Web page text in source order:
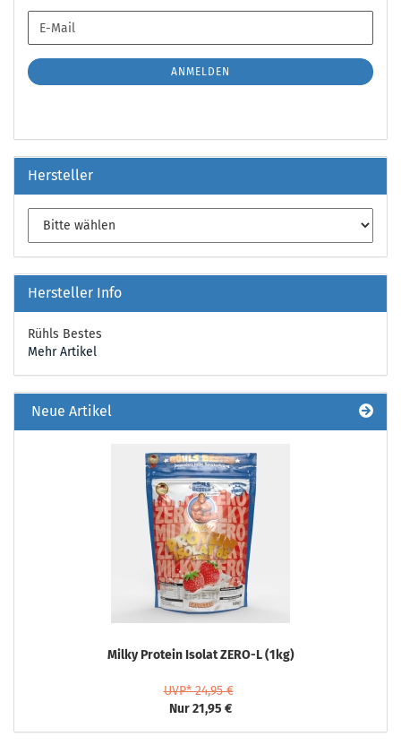
ZUR
ANMELDUNG
E-
Mail
ANMELDEN
Hersteller
Hersteller Info
Rühls Bestes
Mehr Artikel
Neue Artikel
Milky Protein Isolat ZERO-L (1kg)
UVP* 24,95 €
Nur 21,95 €